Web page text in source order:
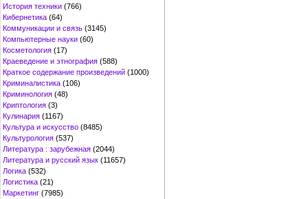
История техники (766)
Кибернетика (64)
Коммуникации и связь (3145)
Компьютерные науки (60)
Косметология (17)
Краеведение и этнография (588)
Краткое содержание произведений (1000)
Криминалистика (106)
Криминология (48)
Криптология (3)
Кулинария (1167)
Культура и искусство (8485)
Культурология (537)
Литература : зарубежная (2044)
Литература и русский язык (11657)
Логика (532)
Логистика (21)
Маркетинг (7985)